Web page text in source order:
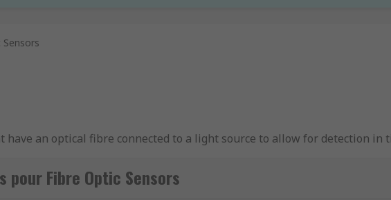
Sensors
an optical fibre connected to a light source to allow for detection in
an electrical signal.
pour Fibre Optic Sensors